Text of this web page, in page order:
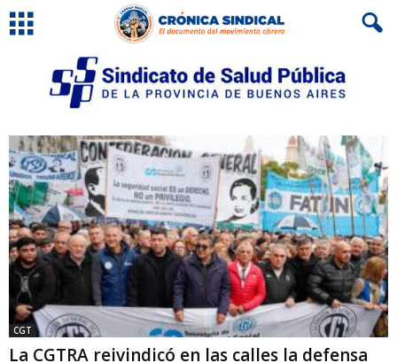
CGT
La CGTRA reivindicó en las calles la defensa